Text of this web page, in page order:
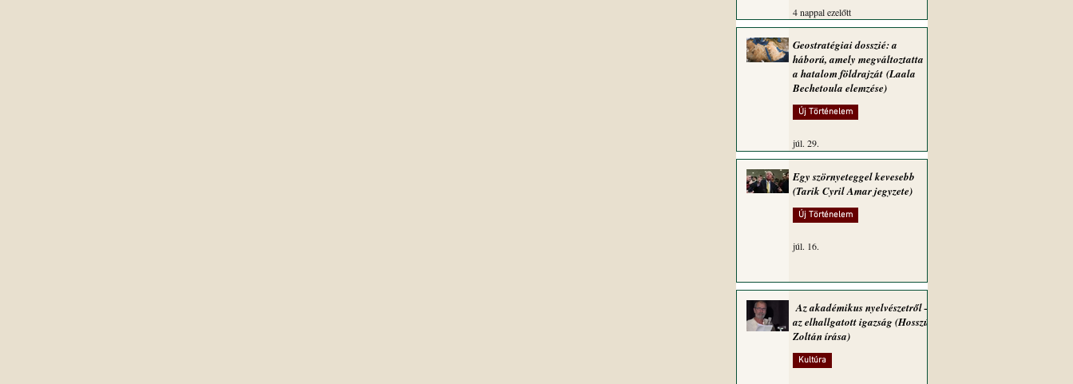
4 nappal ezelőtt
Geostratégiai dosszié: a
háború, amely megváltoztatta
a hatalom földrajzát (Laala
Bechetoula elemzése)
Új Történelem
júl. 29.
Egy szörnyeteggel kevesebb
(Tarik Cyril Amar jegyzete)
Új Történelem
júl. 16.
Az akadémikus nyelvészetről –
az elhallgatott igazság (Hosszú
Zoltán írása)
Kultúra